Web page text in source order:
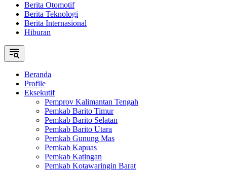
Berita Otomotif
Berita Teknologi
Berita Internasional
Hiburan
Beranda
Profile
Eksekutif
Pemprov Kalimantan Tengah
Pemkab Barito Timur
Pemkab Barito Selatan
Pemkab Barito Utara
Pemkab Gunung Mas
Pemkab Kapuas
Pemkab Katingan
Pemkab Kotawaringin Barat